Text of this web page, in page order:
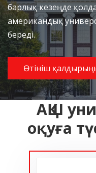
барлық кезеңде
американдық
береді.
Өтініш
АҚШ
оқуға